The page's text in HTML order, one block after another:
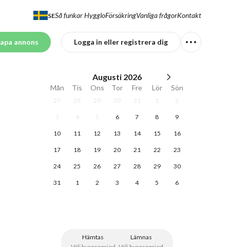
SESå funkar HyggloFörsäkringVanliga frågorKontakt
annons Logga in eller registrera dig
Augusti 2026
Mån Tis Ons Tor Fre Lör Sön
27 28 29 30 31 1 2
3 4 5 6 7 8 9
10 11 12 13 14 15 16
17 18 19 20 21 22 23
24 25 26 27 28 29 30
31 1 2 3 4 5 6
Hämtas
Lämnas